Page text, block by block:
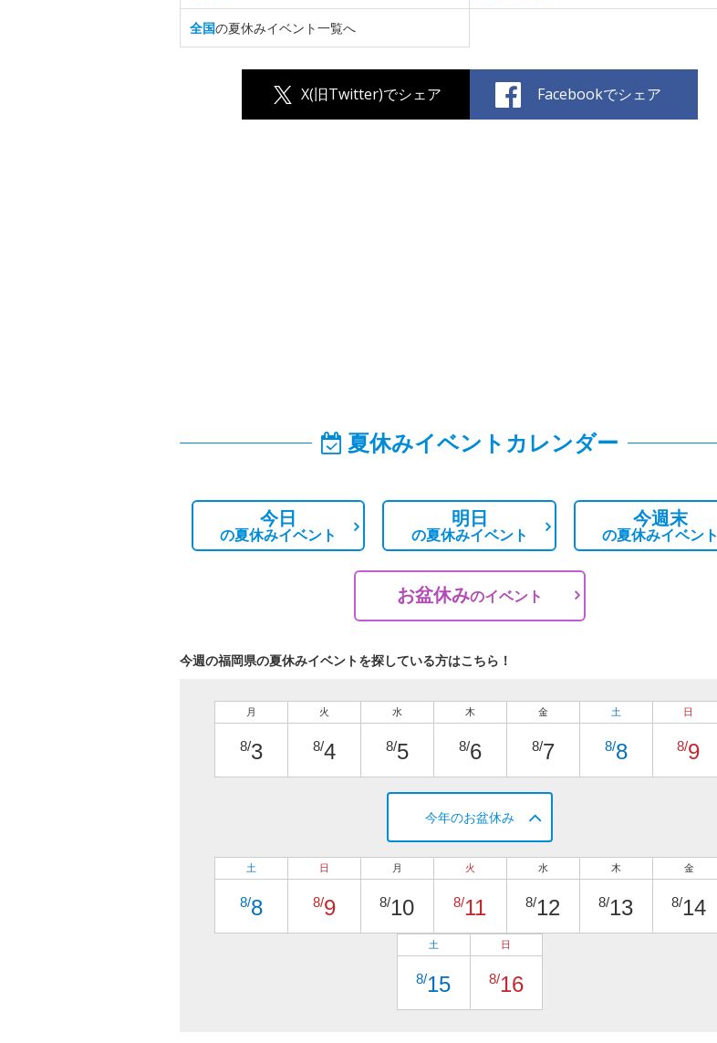
全国の夏休みイベント一覧へ
X(旧Twitter)でシェア Facebookでシェア
夏休みイベントカレンダー
今日
の夏休みイベント
明日
の夏休みイベント
今週末
の夏休みイベント
お盆休みのイベント
今週の福岡県の夏休みイベントを探している方はこちら！
月
8/3
火
8/4
水
8/5
木
8/6
金
8/7
土
8/8
日
8/9
今年のお盆休み
土
8/8
日
8/9
月
8/10
火
8/11
水
8/12
木
8/13
金
8/14
土
8/15
日
8/16